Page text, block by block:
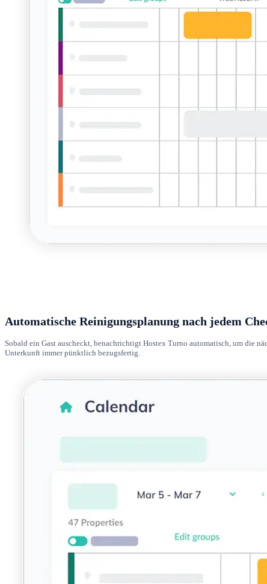
Automatische Reinigungsplanung nach jedem
Sobald ein Gast auscheckt, benachrichtigt Hostex Turno automatisch, um die
Unterkunft immer pünktlich bezugsfertig.